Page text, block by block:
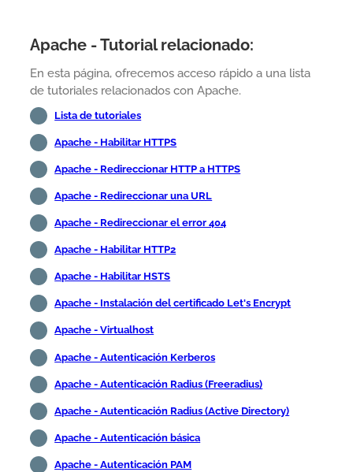
Apache - Tutorial relacionado:
En esta página, ofrecemos acceso rápido a una lista
de tutoriales relacionados con Apache.
Lista de tutoriales
Apache - Habilitar HTTPS
Apache - Redireccionar HTTP a HTTPS
Apache - Redireccionar una URL
Apache - Redireccionar el error 404
Apache - Habilitar HTTP2
Apache - Habilitar HSTS
Apache - Instalación del certificado Let's Encrypt
Apache - Virtualhost
Apache - Autenticación Kerberos
Apache - Autenticación Radius (Freeradius)
Apache - Autenticación Radius (Active Directory)
Apache - Autenticación básica
Apache - Autenticación PAM